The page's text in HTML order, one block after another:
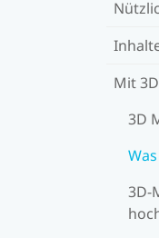
Mit
3D
3D-